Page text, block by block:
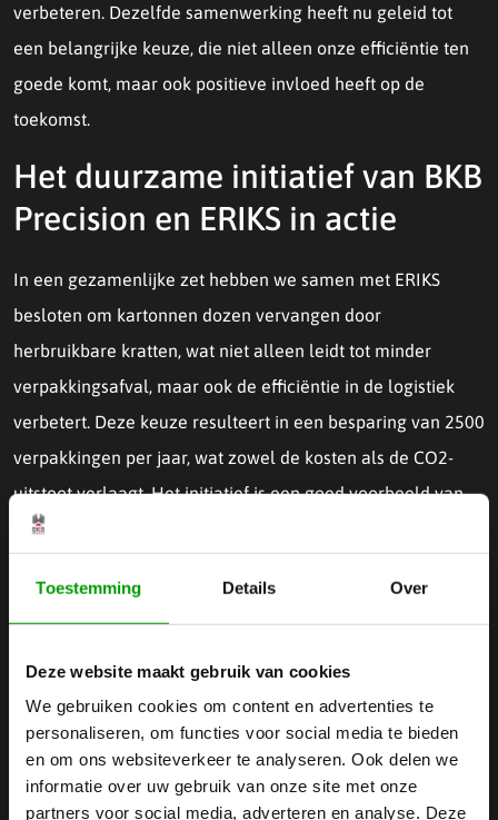
Toestemming Details Over
Deze website maakt gebruik van cookies
We gebruiken cookies om content en advertenties te
personaliseren, om functies voor social media te bieden
en om ons websiteverkeer te analyseren. Ook delen we
informatie over uw gebruik van onze site met onze
partners voor social media, adverteren en analyse. Deze
verbeteren. Dezelfde samenwerking heeft nu geleid tot
een belangrijke keuze, die niet alleen onze efficiëntie ten
goede komt, maar ook positieve invloed heeft op de
toekomst.
Het duurzame initiatief van BKB
Precision en ERIKS in actie
In een gezamenlijke zet hebben we samen met ERIKS
besloten om kartonnen dozen vervangen door
herbruikbare kratten, wat niet alleen leidt tot minder
verpakkingsafval, maar ook de efficiëntie in de logistiek
verbetert. Deze keuze resulteert in een besparing van 2500
verpakkingen per jaar, wat zowel de kosten als de CO2-
uitstoot verlaagt. Het initiatief is een goed voorbeeld van
hoe slimme samenwerking en vooruitdenken zorgen voor
toekomst.